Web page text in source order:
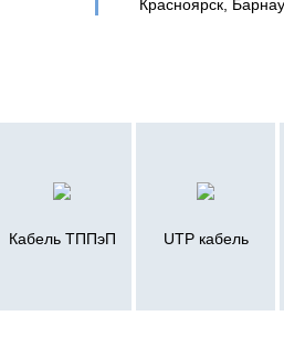
Красноярск,
Кабель ТППэП UTP кабель